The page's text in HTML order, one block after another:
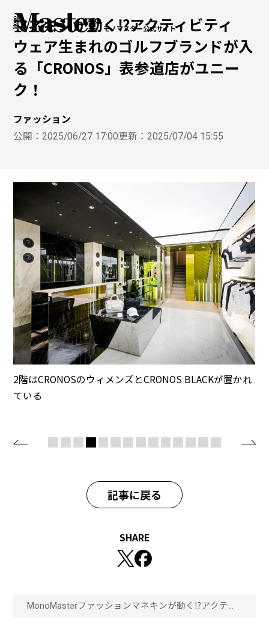
モノマスター公式サイト
マネキンが動く⁉︎アクティビティ
ウェア生まれのゴルフブランドが入
る「CRONOS」表参道店がユニー
ク！
ファッション
公開：2025/06/27 17:00更新：2025/07/04 15:55
2階はCRONOSのウィメンズとCRONOS BLACKが置かれ
ている
記事に戻る
SHARE
MonoMasterファッションマネキンが動く⁉︎アクティ